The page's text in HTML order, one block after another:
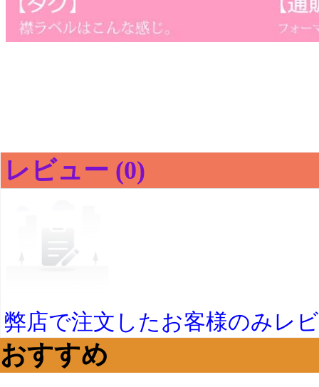
レビュー (0)
弊店で注文したお客様のみレ
おすすめ